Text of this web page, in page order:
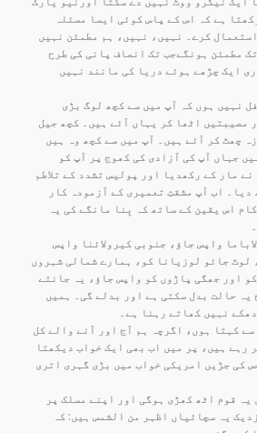
ہے کہ اس کے پاس کوئی ایسا مسئلہ
کرے۔ نہیں، نہیں، ہم مطمئن نہیں
مطمئن ہونگےجب تک انصاف پانی کی طرح
ایک چڑھے ہوئے دریا کی مانند نہیں
نہیں ہوں کہ آپ میں سے کچھ لوگ بڑی
مصیبتیں اٹھا کر یہاں آئے ہیں۔ کچھ جیل
چھٹ کر آئے ہیں۔ آپ میں سے کچھ وہ ہیں
جہاں آپ کی آزادی کی کھوج پر آپ کو
مار کے رکھدیا اور پولیس تشدد کے تلاطم
دیا۔ اب آپ مشقتِ تعمیری کے آزمودہ کار
اس یقین کے ساتھ کہ بِنا مانگے کی یہ
واپس جاؤ، جنوبی کیرولائنا واپس
لوٹ جائو لوزیانا کو، ہمارے شمالی شہروں
اور جھگی پاڑوں کو واپس جاؤ، یہ جانتے
یہ حالت بدل سکتی ہے اور بدلے گی۔ ہمیں
نہیں کھاتے رہنا ہے۔
کہتا ہوں، اگرچہ ہم آج اور آنے والے کل
رہے ہیں، پر میں اب بھی ایک خواب دیکھتا
کی جڑیں امریکی خواب میں بڑی گہری اتری
یہ قوم اٹھ کھڑی ہوگی اور اپنے مسلک پر
یہ سچائیاں اظہر من الشمس ہیں: کہ